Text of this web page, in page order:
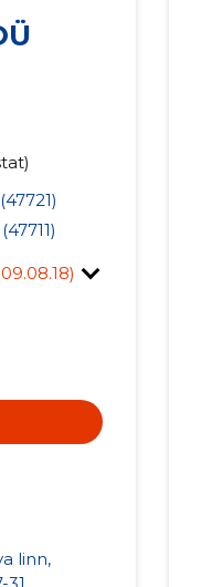
linn,